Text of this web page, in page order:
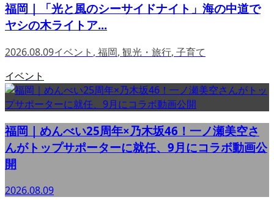
福岡｜「光と風のシーサイドナイト」海の中道で
ヤシの木ライトア...
2026.08.09イベント , 福岡, 観光・旅行, 子育て
イベント
福岡｜めんべい25周年×乃木坂46！一ノ瀬美空さ
んがトップサポーターに就任、9月にコラボ動画公
開
2026.08.09